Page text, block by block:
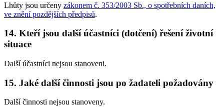
Lhůty jsou určeny zákonem č. 353/2003 Sb., o spotřebních daních,
ve znění pozdějších předpisů.
14. Kteří jsou další účastníci (dotčení) řešení životní
situace
Další účastníci nejsou stanoveni.
15. Jaké další činnosti jsou po žadateli požadovány
Další činnosti nejsou stanoveny.